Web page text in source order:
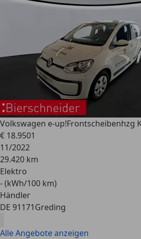
Volkswagen e-up!Frontscheibenhzg
€ 18.9501
11/2022
29.420 km
Elektro
- (kWh/100 km)
Händler
DE 91171Greding
Alle Angebote anzeigen